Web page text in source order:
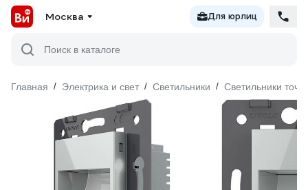
Москва Для юрлиц
Поиск в каталоге
Главная / Электрика и свет / Светильники / Светильники